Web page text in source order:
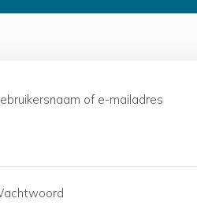
of e-mailadres